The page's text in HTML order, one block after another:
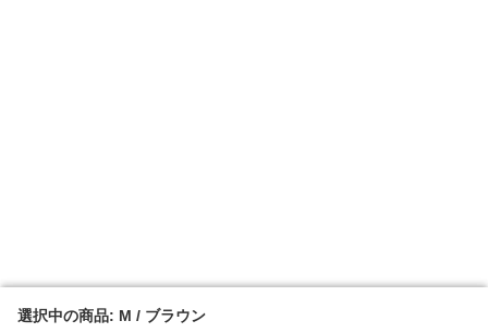
選択中の商品: M / ブラウン
選択中の商品: M / ブラウン